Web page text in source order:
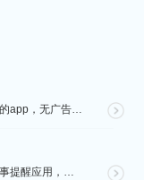
SoMeMeme是一款修图&amp;制作GIF的app，无广告，无水印，专注于修图和将你相册中的视频...
敬业签云便签，一款超便捷的跨平台记事提醒应用，电脑手机云同步，覆盖多系统。它不仅是个性化便签，更是智...